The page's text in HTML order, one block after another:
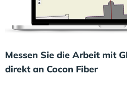
Messen Sie die Arbeit mit
direkt an Cocon Fiber